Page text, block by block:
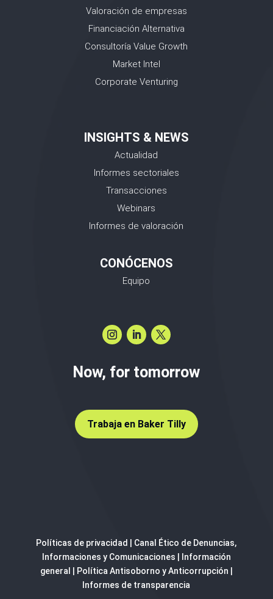
Valoración de empresas
Financiación Alternativa
Consultoría Value Growth
Market Intel
Corporate Venturing
INSIGHTS & NEWS
Actualidad
Informes sectoriales
Transacciones
Webinars
Informes de valoración
CONÓCENOS
Equipo
Now, for tomorrow
Trabaja en Baker Tilly
Políticas de privacidad
Canal Ético de Denuncias,
Informaciones y Comunicaciones
Información
general
Política Antisoborno y Anticorrupción
Informes de transparencia